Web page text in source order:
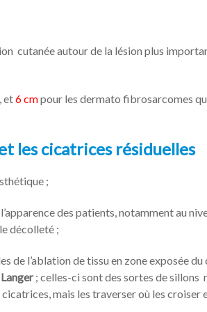
cutanée autour de la lésion plus
et6 cmpour les dermato fibrosarcomes
les cicatrices résiduelles
;
des patients, notamment au
décolleté ;
de l’ablation de tissu en zone exposée
; celles-ci sont des sortes de sillons
mais les traverser où les croiser